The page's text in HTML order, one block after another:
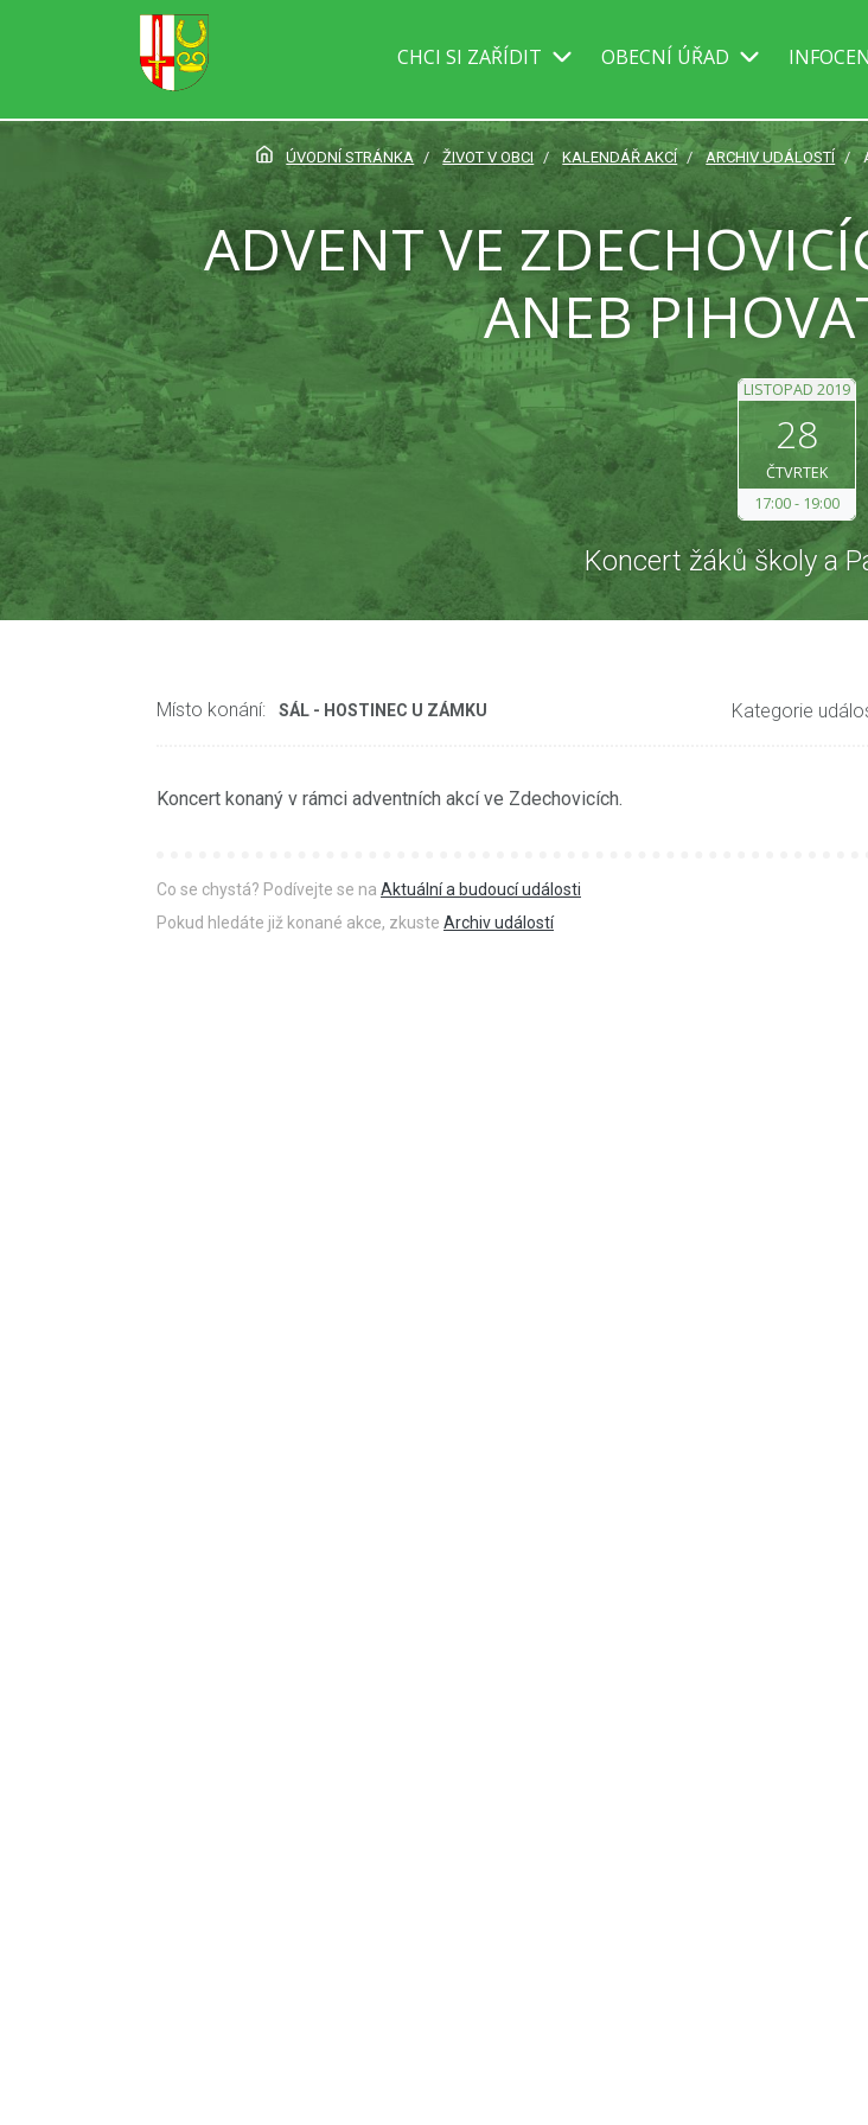
CHCI SI ZAŘÍDIT OBECNÍ ÚŘAD
ÚVODNÍ STRÁNKA ŽIVOT V OBCI KALENDÁŘ AKCÍ ARCHIV UDÁLOSTÍ
ADVENT VE
ANEB
LISTOPAD 2019
28
ČTVRTEK
17:00
19:00
Koncert žáků školy a
Místo konání: SÁL - HOSTINEC U ZÁMKU Kategorie
Koncert konaný v rámci adventních akcí ve Zdechovicích.
Co se chystá? Podívejte se na Aktuální a budoucí události
Pokud hledáte již konané akce, zkuste Archiv událostí